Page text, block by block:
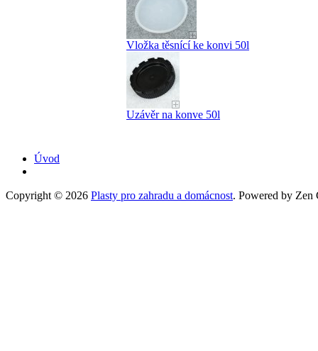
Vložka těsnící ke konvi 50l
Uzávěr na konve 50l
Úvod
Copyright © 2026 Plasty pro zahradu a domácnost. Powered by Zen